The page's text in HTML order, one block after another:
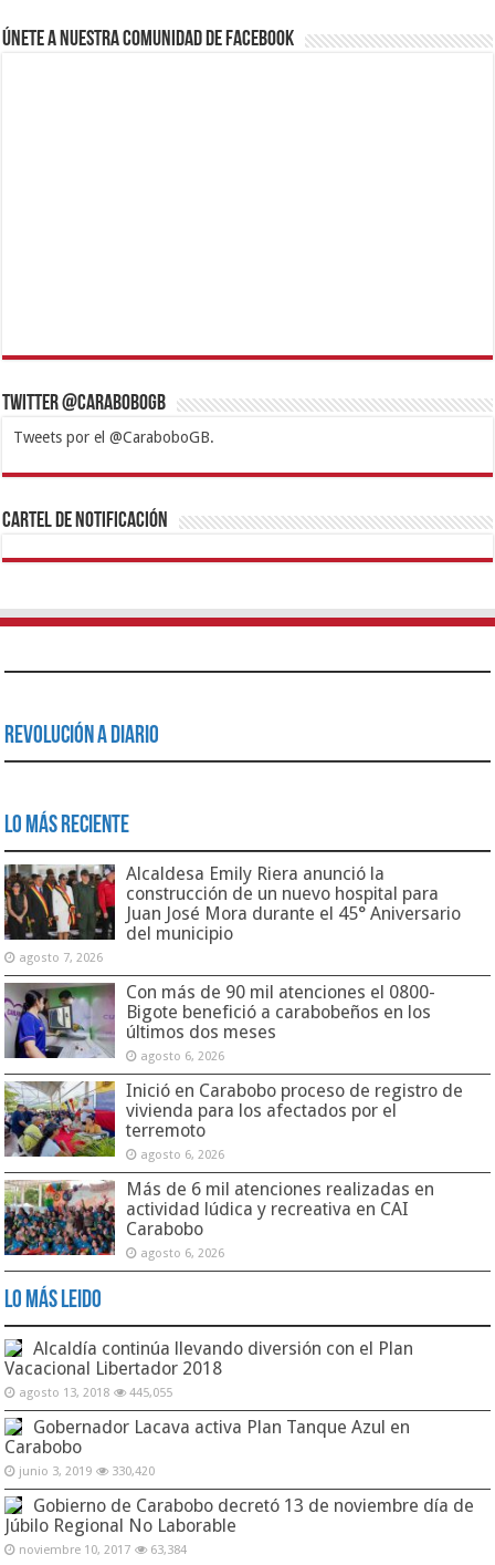
Únete a nuestra comunidad de Facebook
Twitter @CaraboboGB
Tweets por el @CaraboboGB.
1xbetBetturkeyBetistKralbetSupertotobetTipobetMatadorbetMariobet
https://mvbcasino.com/
Cartel de Notificación
Revolución a Diario
Lo Más Reciente
Alcaldesa Emily Riera anunció la
construcción de un nuevo hospital para
Juan José Mora durante el 45° Aniversario
del municipio
agosto 7, 2026
Con más de 90 mil atenciones el 0800-
Bigote benefició a carabobeños en los
últimos dos meses
agosto 6, 2026
Inició en Carabobo proceso de registro de
vivienda para los afectados por el
terremoto
agosto 6, 2026
Más de 6 mil atenciones realizadas en
actividad lúdica y recreativa en CAI
Carabobo
agosto 6, 2026
Lo Más Leido
Alcaldía continúa llevando diversión con el Plan
Vacacional Libertador 2018
agosto 13, 2018 445,055
Gobernador Lacava activa Plan Tanque Azul en
Carabobo
junio 3, 2019 330,420
Gobierno de Carabobo decretó 13 de noviembre día de
Júbilo Regional No Laborable
noviembre 10, 2017 63,384